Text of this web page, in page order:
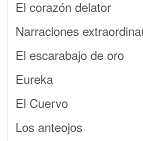
El corazón delator
Narraciones
El escarabajo de oro
Eureka
El Cuervo
Los anteojos